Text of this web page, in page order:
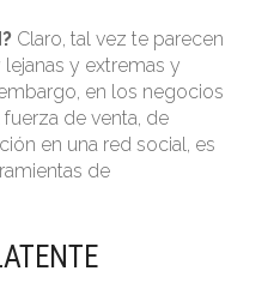
Claro, tal vez te parecen
y extremas y
en los negocios
de venta, de
en una red social, es
de